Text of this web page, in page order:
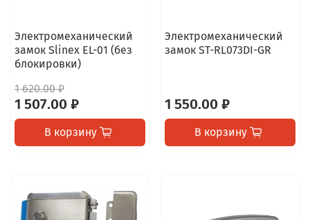
Электромеханический
замок Slinex EL-01 (без
блокировки)
1 620.00 ₽
1 507.00 ₽
В корзину
Электромеханический
замок ST-RL073DI-GR
1 550.00 ₽
В корзину